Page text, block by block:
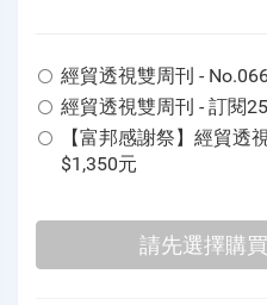
經貿透視雙周刊 -
經貿透視雙周刊 - 訂閱
【富邦感謝祭】經貿透
$1,350元